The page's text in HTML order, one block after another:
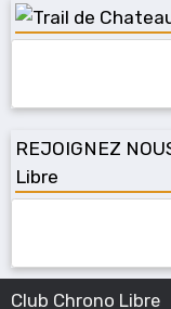
REJOIGNEZ
Libre
Club Chrono Libre